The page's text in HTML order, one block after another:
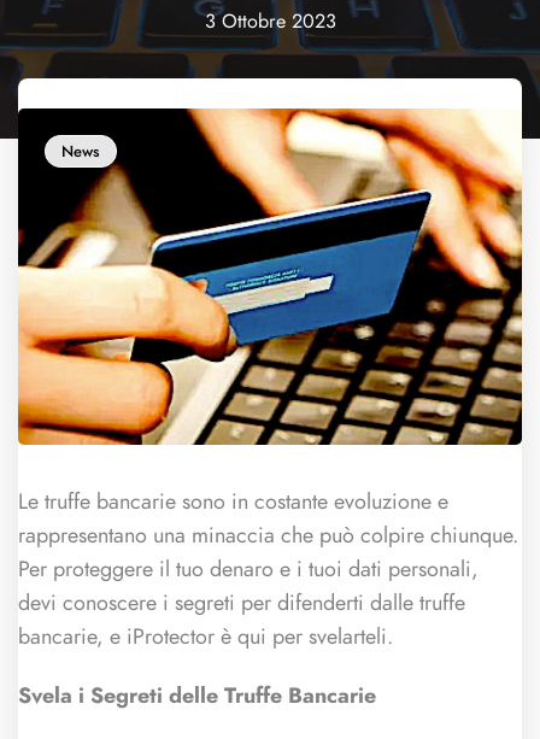
3 Ottobre 2023
News
Le truffe bancarie sono in costante evoluzione e
rappresentano una minaccia che può colpire chiunque.
Per proteggere il tuo denaro e i tuoi dati personali,
devi conoscere i segreti per difenderti dalle truffe
bancarie, e iProtector è qui per svelarteli.
Svela i Segreti delle Truffe Bancarie